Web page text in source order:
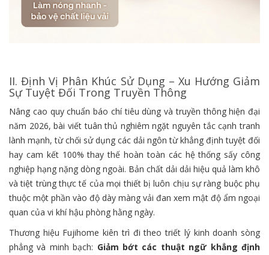
II. Định Vị Phân Khúc Sử Dụng – Xu Hướng Giảm
Sự Tuyệt Đối Trong Truyền Thông
Nâng cao quy chuẩn báo chí tiêu dùng và truyền thông hiện đại
năm 2026, bài viết tuân thủ nghiêm ngặt nguyên tắc cạnh tranh
lành mạnh, từ chối sử dụng các dải ngôn từ khẳng định tuyệt đối
hay cam kết 100% thay thế hoàn toàn các hệ thống sấy công
nghiệp hạng nặng dòng ngoài. Bản chất dải dải hiệu quả làm khô
và tiệt trùng thực tế của mọi thiết bị luôn chịu sự ràng buộc phụ
thuộc một phần vào độ dày màng vải đan xem mật độ ẩm ngoại
quan của vi khí hậu phòng hằng ngày.
Thương hiệu Fujihome kiên trì đi theo triết lý kinh doanh sòng
phẳng và minh bạch: Giảm bớt các thuật ngữ khẳng định